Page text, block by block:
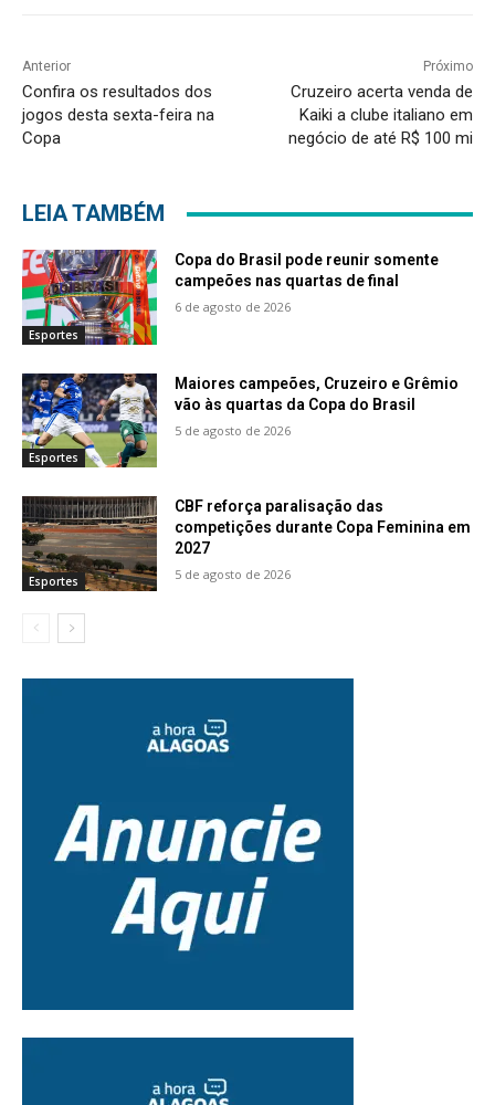
Anterior
Confira os resultados dos
jogos desta sexta-feira na
Copa
Próximo
Cruzeiro acerta venda de
Kaiki a clube italiano em
negócio de até R$ 100 mi
LEIA TAMBÉM
Esportes
Copa do Brasil pode reunir somente
campeões nas quartas de final
6 de agosto de 2026
Esportes
Maiores campeões, Cruzeiro e Grêmio
vão às quartas da Copa do Brasil
5 de agosto de 2026
Esportes
CBF reforça paralisação das
competições durante Copa Feminina em
2027
5 de agosto de 2026